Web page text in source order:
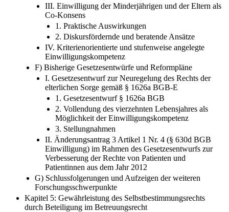
III. Einwilligung der Minderjährigen und der Eltern als
Co-Konsens
1. Praktische Auswirkungen
2. Diskursfördernde und beratende Ansätze
IV. Kriterienorientierte und stufenweise angelegte
Einwilligungskompetenz
F) Bisherige Gesetzesentwürfe und Reformpläne
I. Gesetzesentwurf zur Neuregelung des Rechts der
elterlichen Sorge gemäß § 1626a BGB-E
1. Gesetzesentwurf § 1626a BGB
2. Vollendung des vierzehnten Lebensjahres als
Möglichkeit der Einwilligungskompetenz
3. Stellungnahmen
II. Änderungsantrag 3 Artikel 1 Nr. 4 (§ 630d BGB
Einwilligung) im Rahmen des Gesetzesentwurfs zur
Verbesserung der Rechte von Patienten und
Patientinnen aus dem Jahr 2012
G) Schlussfolgerungen und Aufzeigen der weiteren
Forschungsschwerpunkte
Kapitel 5: Gewährleistung des Selbstbestimmungsrechts
durch Beteiligung im Betreuungsrecht